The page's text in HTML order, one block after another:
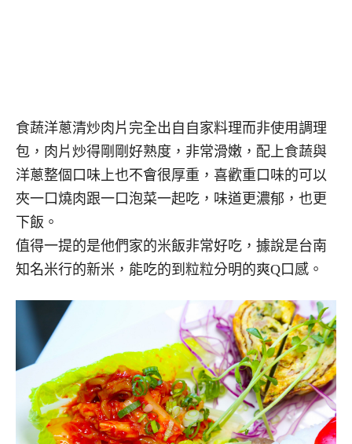
食蔬洋蔥清炒肉片完全出自自家料理而非使用調理
包，肉片炒得剛剛好熟度，非常滑嫩，配上食蔬與
洋蔥整個口味上也不會很厚重，喜歡重口味的可以
夾一口燒肉跟一口泡菜一起吃，味道更濃郁，也更
下飯。
值得一提的是他們家的米飯非常好吃，據說是台南
知名米行的新米，能吃的到粒粒分明的爽Q口感。